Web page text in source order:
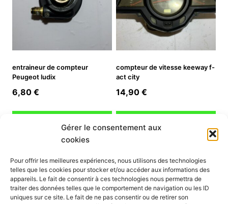
Gérer le consentement aux
cookies
Pour offrir les meilleures expériences, nous utilisons des technologies
telles que les cookies pour stocker et/ou accéder aux informations des
appareils. Le fait de consentir à ces technologies nous permettra de
traiter des données telles que le comportement de navigation ou les ID
uniques sur ce site. Le fait de ne pas consentir ou de retirer son
entraineur de compteur
Peugeot ludix
6,80 €
compteur de vitesse keeway f-
act city
14,90 €
INFORMATION
Mon compte
Nous contacter
Mode paiement